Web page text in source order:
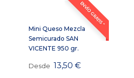
ENVÍO GRATIS *
Mini Queso Mezcla
Semicurado SAN
VICENTE 950 gr.
Desde 13,50€